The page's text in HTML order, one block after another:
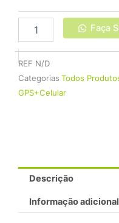
GPS+Celular
quantidade
Faça
REF N/D
Categorias Todos
GPS+Celular
Descrição
Informação adicional